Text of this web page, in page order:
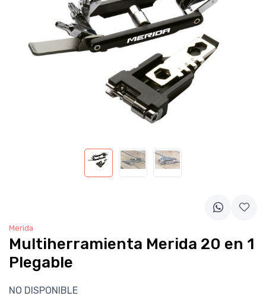
Merida
Multiherramienta Merida 20 en 1
Plegable
NO DISPONIBLE